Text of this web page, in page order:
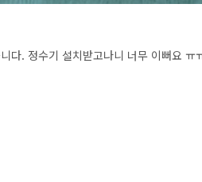
. 정수기 설치받고나니 너무 이뻐요